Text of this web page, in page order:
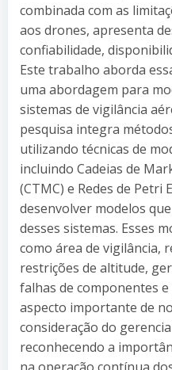
combinada com as
aos drones, apresenta
confiabilidade,
Este trabalho aborda
uma abordagem para
sistemas de vigilância
pesquisa integra
utilizando técnicas de
incluindo Cadeias de
(CTMC) e Redes de Petri
desenvolver modelos
desses sistemas. Esses
como área de vigilância,
restrições de altitude,
falhas de componentes
aspecto importante de
consideração do
reconhecendo a
na operação contínua